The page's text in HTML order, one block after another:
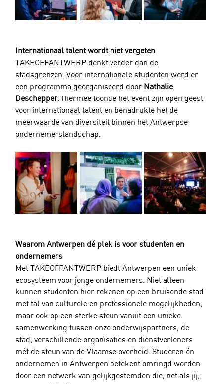
Internationaal talent wordt niet vergeten
TAKEOFFANTWERP denkt verder dan de
stadsgrenzen. Voor internationale studenten werd er
een programma georganiseerd door Nathalie
Deschepper. Hiermee toonde het event zijn open geest
voor internationaal talent en benadrukte het de
meerwaarde van diversiteit binnen het Antwerpse
ondernemerslandschap.
Waarom Antwerpen dé plek is voor studenten en
ondernemers
Met TAKEOFFANTWERP biedt Antwerpen een uniek
ecosysteem voor jonge ondernemers. Niet alleen
kunnen studenten hier rekenen op een bruisende stad
met tal van culturele en professionele mogelijkheden,
maar ook op een sterke steun vanuit een unieke
samenwerking tussen onze onderwijspartners, de
stad, verschillende organisaties en dienstverleners
mét de steun van de Vlaamse overheid. Studeren én
ondernemen in Antwerpen betekent omringd worden
door een netwerk van gelijkgestemden die, net als jij,